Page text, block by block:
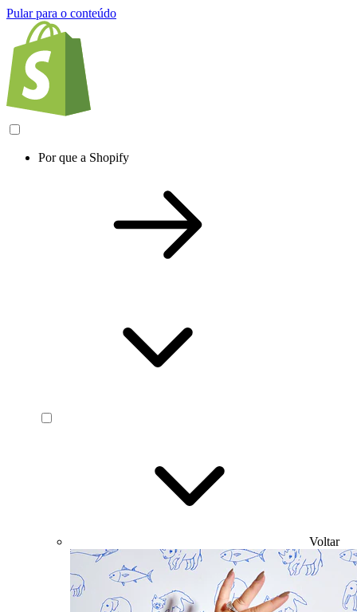
Pular para o conteúdo
Por que a Shopify
Voltar